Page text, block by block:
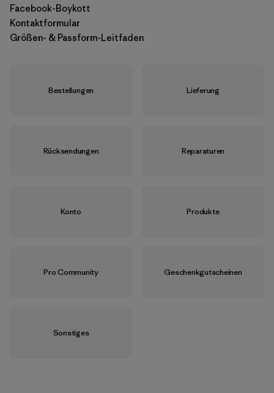
Facebook-Boykott
Kontaktformular
Größen- & Passform-Leitfaden
Bestellungen Lieferung
Rücksendungen Reparaturen
Konto Produkte
Pro Community Geschenkgutscheinen
Sonstiges